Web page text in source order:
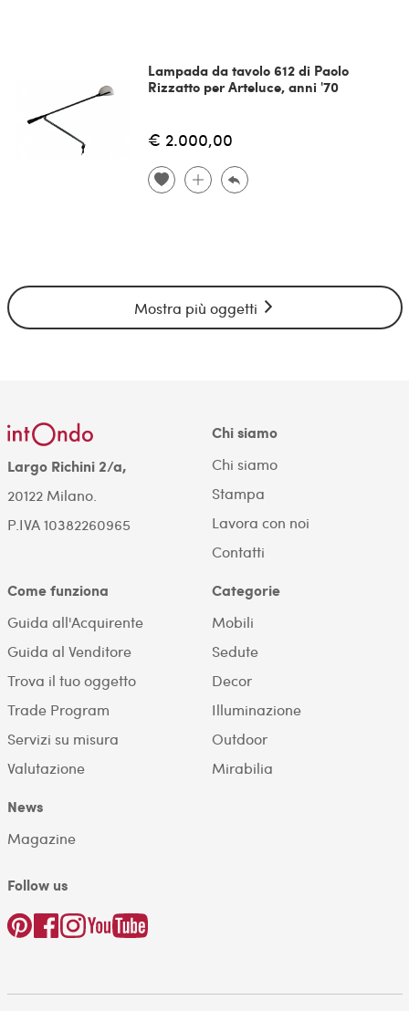
Lampada da tavolo 612 di Paolo
Rizzatto per Arteluce, anni '70
€ 2.000,00
Mostra più oggetti
Largo Richini 2/a,
20122 Milano.
P.IVA 10382260965
Chi siamo
Chi siamo
Stampa
Lavora con noi
Contatti
Come funziona
Guida all'Acquirente
Guida al Venditore
Trova il tuo oggetto
Trade Program
Servizi su misura
Valutazione
Categorie
Mobili
Sedute
Decor
Illuminazione
Outdoor
Mirabilia
News
Magazine
Follow us